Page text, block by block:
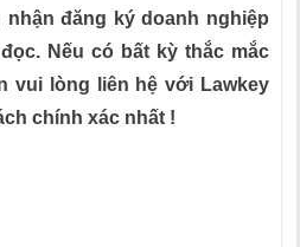
đăng ký doanh nghiệp
Nếu có bất kỳ thắc mắc
vui lòng liên hệ với Lawkey
chính xác nhất !